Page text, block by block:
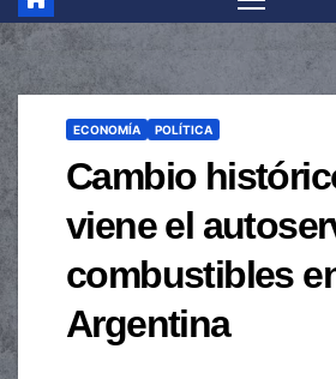
ECONOMÍA POLÍTICA
Cambio
viene el
combustibles
Argentina